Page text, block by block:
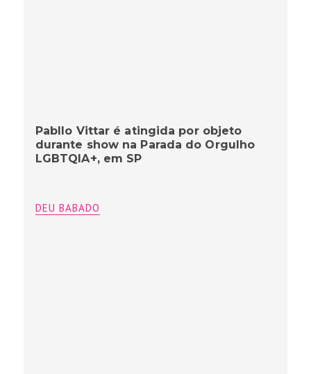
Pabllo Vittar é atingida por objeto
durante show na Parada do Orgulho
LGBTQIA+, em SP
DEU BABADO